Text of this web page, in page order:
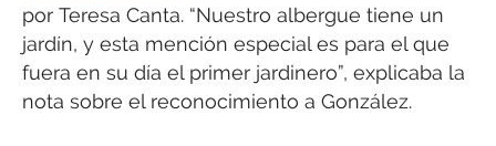
por Teresa Canta. “Nuestro albergue tiene un
jardín, y esta mención especial es para el que
fuera en su día el primer jardinero”, explicaba la
nota sobre el reconocimiento a González.